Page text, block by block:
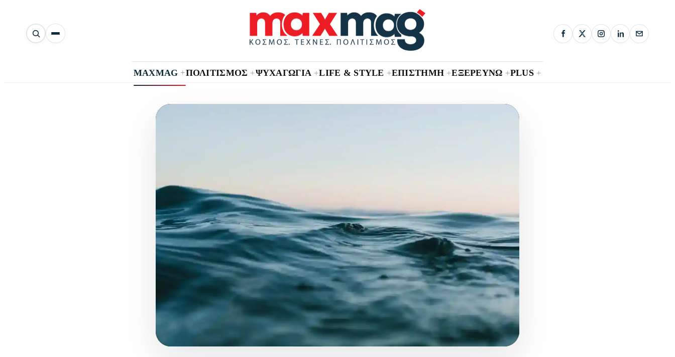
Αναζήτηση
άρθρων
MAXMAG +ΠΟΛΙΤΙΣΜΟΣ +ΨΥΧΑΓΩΓΙΑ +LIFE & STYLE +ΕΠΙΣΤΗΜΗ +ΕΞΕΡΕΥΝΩ +PLUS +